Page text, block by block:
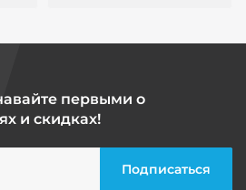
первыми о
и скидках!